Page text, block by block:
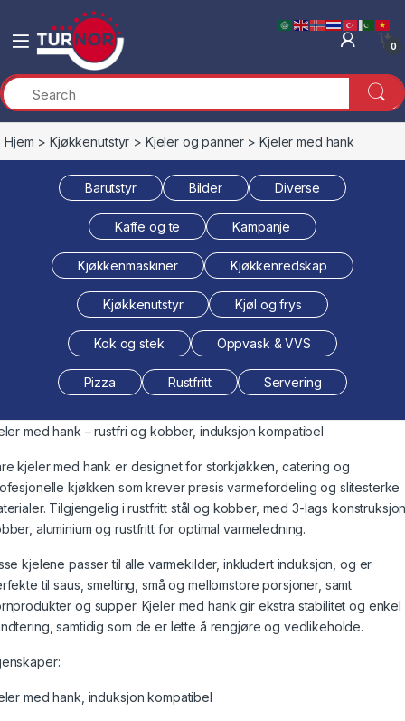
Skip to navigation
Skip to content
0
Hjem >Kjøkkenutstyr > Kjeler og panner> Kjeler med hank
Barutstyr Bilder Diverse
Kaffe og te Kampanje
Kjøkkenmaskiner Kjøkkenredskap
Kjøkkenutstyr Kjøl og frys
Kok og stek Oppvask & VVS
Pizza Rustfritt Servering
med hank – rustfri og kobber, induksjon kompatibel
kjeler med hank er designet for storkjøkken, catering og
kjøkken som krever presis varmefordeling og slitesterke
Tilgjengelig i rustfritt stål og kobber, med 3-lags
aluminium og rustfritt for optimal varmeledning.
kjelene passer til alle varmekilder, inkludert induksjon, og er
til saus, smelting, små og mellomstore porsjoner, samt
og supper. Kjeler med hank gir ekstra stabilitet og enkel
samtidig som de er lette å rengjøre og vedlikeholde.
med hank, induksjon kompatibel